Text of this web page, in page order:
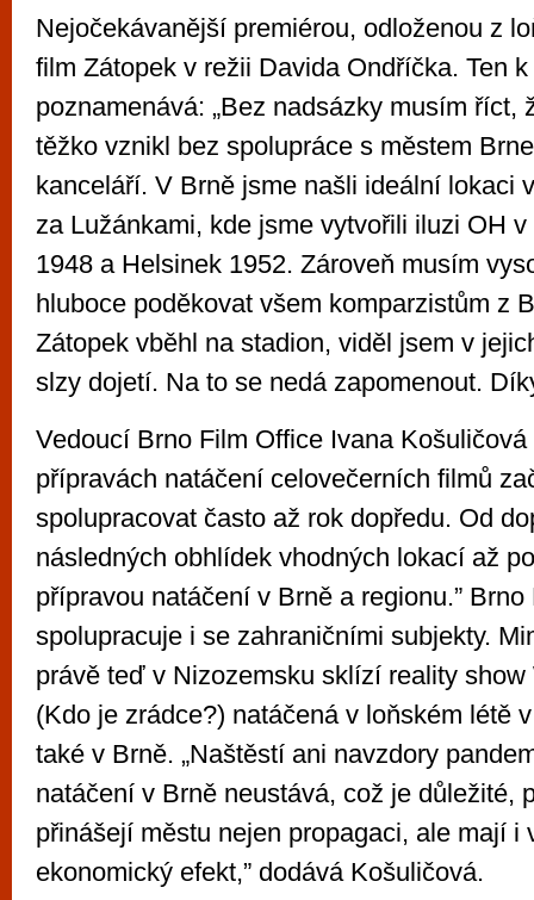
Nejočekávanější premiérou, odloženou z
film Zátopek v režii Davida Ondříčka. Ten
poznamenává: „Bez nadsázky musím říct,
těžko vznikl bez spolupráce s městem
kanceláří. V Brně jsme našli ideální lokaci
za Lužánkami, kde jsme vytvořili iluzi OH
1948 a Helsinek 1952. Zároveň musím
hluboce poděkovat všem komparzistům z
Zátopek vběhl na stadion, viděl jsem v
slzy dojetí. Na to se nedá zapomenout.
Vedoucí Brno Film Office Ivana Košuličová
přípravách natáčení celovečerních filmů
spolupracovat často až rok dopředu. Od
následných obhlídek vhodných lokací až
přípravou natáčení v Brně a regionu.”
spolupracuje i se zahraničními subjekty.
právě teď v Nizozemsku sklízí reality show
(Kdo je zrádce?) natáčená v loňském létě
také v Brně. „Naštěstí ani navzdory
natáčení v Brně neustává, což je důležité,
přinášejí městu nejen propagaci, ale mají i
ekonomický efekt,” dodává Košuličová.